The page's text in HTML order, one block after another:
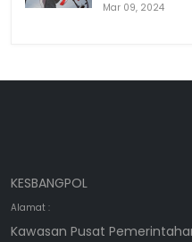
Mar 09, 2024
KESBANGPOL
Alamat :
Kawasan Pusat